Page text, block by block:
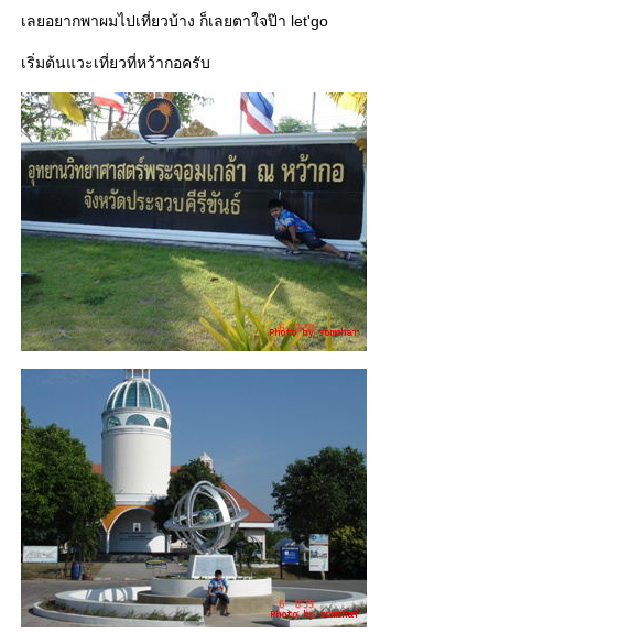
เลยอยากพาผมไปเที่ยวบ้าง ก็เลยตาใจป๊า let'go
เริ่มต้นแวะเที่ยวที่หว้ากอครับ